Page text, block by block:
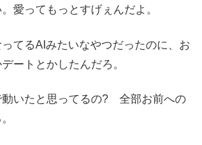
愛ってもっとすげぇんだよ。
てるAIみたいなやつだったのに、お
ートとかしたんだろ。
動いたと思ってるの? 全部お前への